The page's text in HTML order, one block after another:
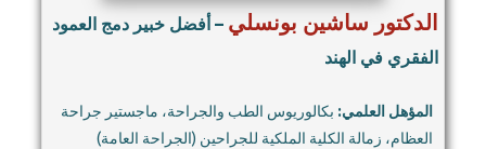
الدكتور ساشين بونسلي – أفضل خبير دمج العمود
الفقري في الهند
المؤهل العلمي: بكالوريوس الطب والجراحة، ماجستير جراحة
العظام، زمالة الكلية الملكية للجراحين (الجراحة العامة)